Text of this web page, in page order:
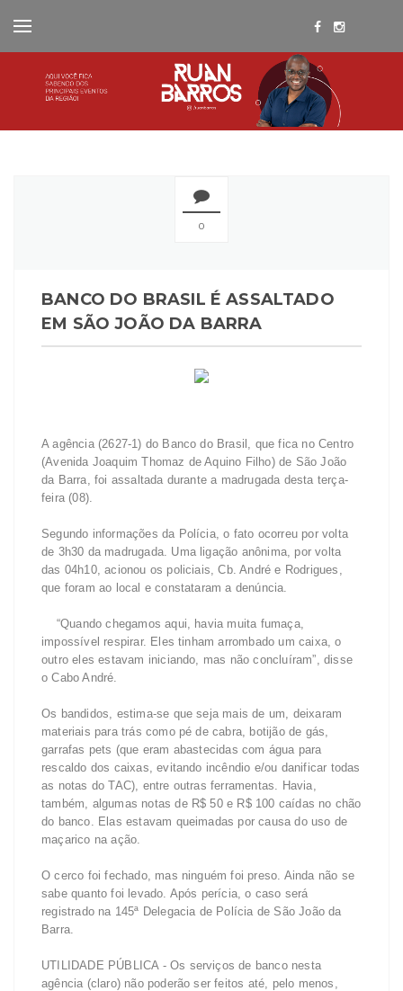
0
BANCO DO BRASIL É ASSALTADO
EM SÃO JOÃO DA BARRA
A agência (2627-1) do Banco do Brasil, que fica no Centro
(Avenida Joaquim Thomaz de Aquino Filho) de São João
da Barra, foi assaltada durante a madrugada desta terça-
feira (08).
Segundo informações da Polícia, o fato ocorreu por volta
de 3h30 da madrugada. Uma ligação anônima, por volta
das 04h10, acionou os policiais, Cb. André e Rodrigues,
que foram ao local e constataram a denúncia.
“Quando chegamos aqui, havia muita fumaça,
impossível respirar. Eles tinham arrombado um caixa, o
outro eles estavam iniciando, mas não concluíram”, disse
o Cabo André.
Os bandidos, estima-se que seja mais de um, deixaram
materiais para trás como pé de cabra, botijão de gás,
garrafas pets (que eram abastecidas com água para
rescaldo dos caixas, evitando incêndio e/ou danificar todas
as notas do TAC), entre outras ferramentas. Havia,
também, algumas notas de R$ 50 e R$ 100 caídas no chão
do banco. Elas estavam queimadas por causa do uso de
maçarico na ação.
O cerco foi fechado, mas ninguém foi preso. Ainda não se
sabe quanto foi levado. Após perícia, o caso será
registrado na 145ª Delegacia de Polícia de São João da
Barra.
UTILIDADE PÚBLICA - Os serviços de banco nesta
agência (claro) não poderão ser feitos até, pelo menos,